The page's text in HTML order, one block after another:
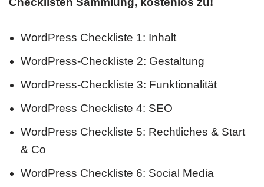
WordPress Checkliste 1: Inhalt
WordPress-Checkliste 2: Gestaltung
WordPress-Checkliste 3: Funktionalität
WordPress Checkliste 4: SEO
WordPress Checkliste 5: Rechtliches & Start
& Co
WordPress Checkliste 6: Social Media